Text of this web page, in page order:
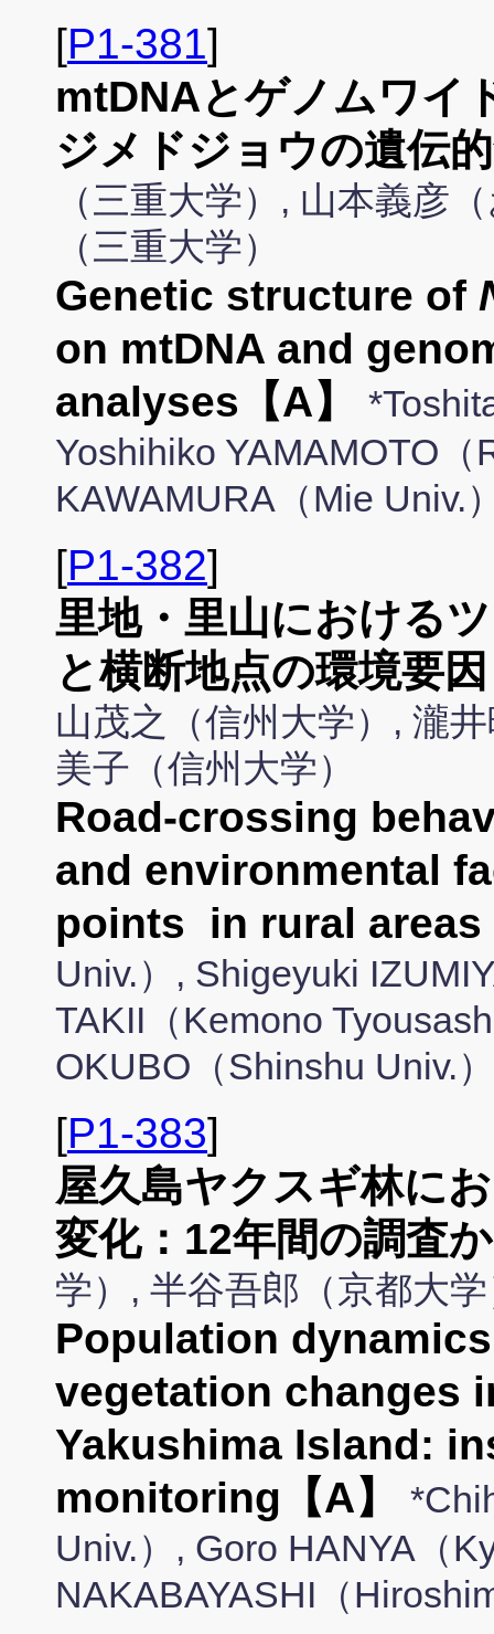
[P1-381]
mtDNAとゲノムワイ
ジメドジョウの遺伝
（三重大学）, 山本義彦
（三重大学）
Genetic structure of
on mtDNA and
analyses【A】
Yoshihiko YAMAMOTO
KAWAMURA（Mie Univ.
[P1-382]
里地・里山における
と横断地点の環境要
山茂之（信州大学）, 瀧
美子（信州大学）
Road-crossing
and environmental
points in rural areas
Univ.）, Shigeyuki
TAKII（Kemono
OKUBO（Shinshu Univ.）
[P1-383]
屋久島ヤクスギ林に
変化：12年間の調査
学）, 半谷吾郎（京都大
Population
vegetation changes
Yakushima Island:
monitoring【A】
Univ.）, Goro HANYA（
NAKABAYASHI（